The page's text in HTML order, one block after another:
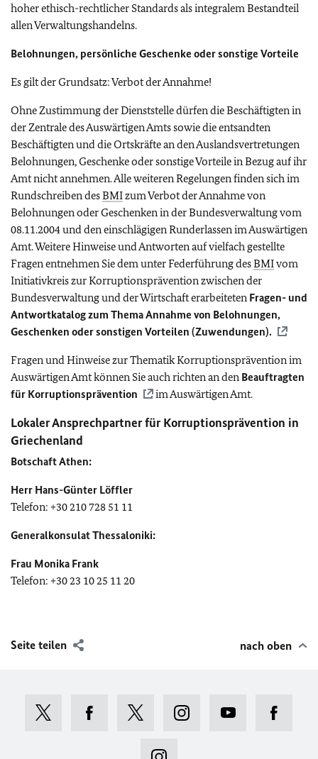
hoher ethisch-rechtlicher Standards als integralem Bestandteil
allen Verwaltungshandelns.
Belohnungen, persönliche Geschenke oder sonstige Vorteile
Es gilt der Grundsatz: Verbot der Annahme!
Ohne Zustimmung der Dienststelle dürfen die Beschäftigten in
der Zentrale des Auswärtigen Amts sowie die entsandten
Beschäftigten und die Ortskräfte an den Auslandsvertretungen
Belohnungen, Geschenke oder sonstige Vorteile in Bezug auf ihr
Amt nicht annehmen. Alle weiteren Regelungen finden sich im
Rundschreiben desBMIzum Verbot der Annahme von
Belohnungen oder Geschenken in der Bundesverwaltung vom
08.11.2004 und den einschlägigen Runderlassen im Auswärtigen
Amt. Weitere Hinweise und Antworten auf vielfach gestellte
Fragen entnehmen Sie dem unter Federführung desBMIvom
Initiativkreis zur Korruptionsprävention zwischen der
Bundesverwaltung und der Wirtschaft erarbeiteten Fragen- und
Antwortkatalog zum Thema Annahme von Belohnungen,
Geschenken oder sonstigen Vorteilen (Zuwendungen).
Fragen und Hinweise zur Thematik Korruptionsprävention im
Auswärtigen Amt können Sie auch richten an den Beauftragten
für Korruptionsprävention
im Auswärtigen Amt.
Lokaler Ansprechpartner für Korruptionsprävention in
Griechenland
Botschaft Athen:
Herr Hans-Günter Löffler
Telefon: +30 210 728 51 11
Generalkonsulat Thessaloniki:
Frau Monika Frank
Telefon: +30 23 10 25 11 20
Seite teilen nach oben